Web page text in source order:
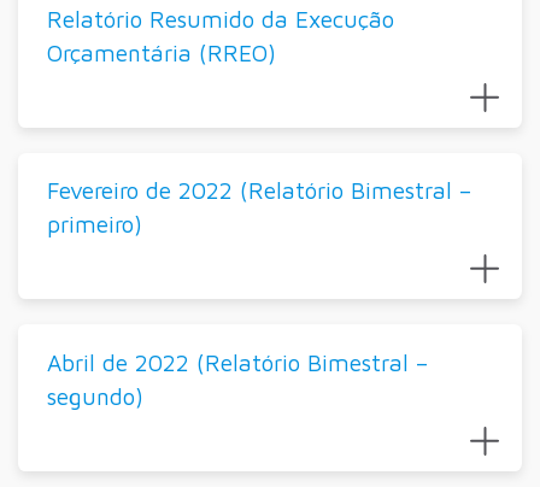
Relatório Resumido da Execução
Orçamentária (RREO)
Fevereiro de 2022 (Relatório Bimestral –
primeiro)
Abril de 2022 (Relatório Bimestral –
segundo)